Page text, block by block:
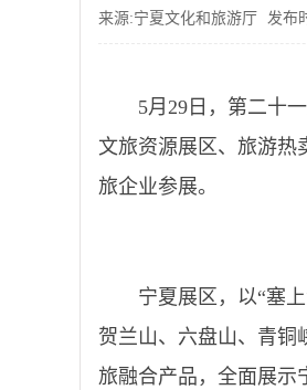
来源:宁夏文化和旅游厅 发布
5月29日，第二十
文旅资源展区、旅游热
旅企业参展。
宁夏展区，以“塞
贺兰山、六盘山、青铜
旅融合产品，全面展示